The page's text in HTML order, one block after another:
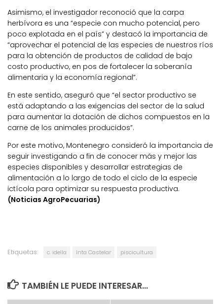
Asimismo, el investigador reconoció que la carpa
herbívora es una “especie con mucho potencial, pero
poco explotada en el país” y destacó la importancia de
“aprovechar el potencial de las especies de nuestros ríos
para la obtención de productos de calidad de bajo
costo productivo, en pos de fortalecer la soberanía
alimentaria y la economía regional”.
En este sentido, aseguró que “el sector productivo se
está adaptando a las exigencias del sector de la salud
para aumentar la dotación de dichos compuestos en la
carne de los animales producidos”.
Por este motivo, Montenegro consideró la importancia de
seguir investigando a fin de conocer más y mejor las
especies disponibles y desarrollar estrategias de
alimentación a lo largo de todo el ciclo de la especie
ictícola para optimizar su respuesta productiva.
(Noticias AgroPecuarias)
Etiquetas: c. idella Inta Castelar piscicultura
TAMBIÉN LE PUEDE INTERESAR...